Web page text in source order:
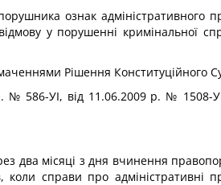
ознак адміністративного
у порушенні кримінальної
Рішення Конституційного
№ 586-УІ, від 11.06.2009 р. № 1508-
два місяці з дня вчинення
справи про адміністративні